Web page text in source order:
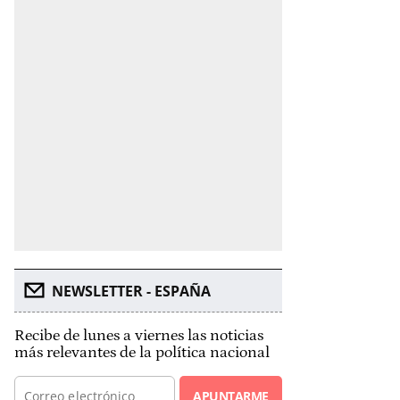
NEWSLETTER - ESPAÑA
Recibe de lunes a viernes las noticias
más relevantes de la política nacional
APUNTARME